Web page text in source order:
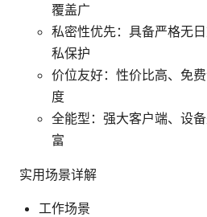
覆盖广
私密性优先：具备严格无
私保护
价位友好：性价比高、免
度
全能型：强大客户端、设
富
实用场景详解
工作场景